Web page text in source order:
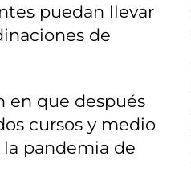
puedan llevar
de
en que después
cursos y medio
pandemia de